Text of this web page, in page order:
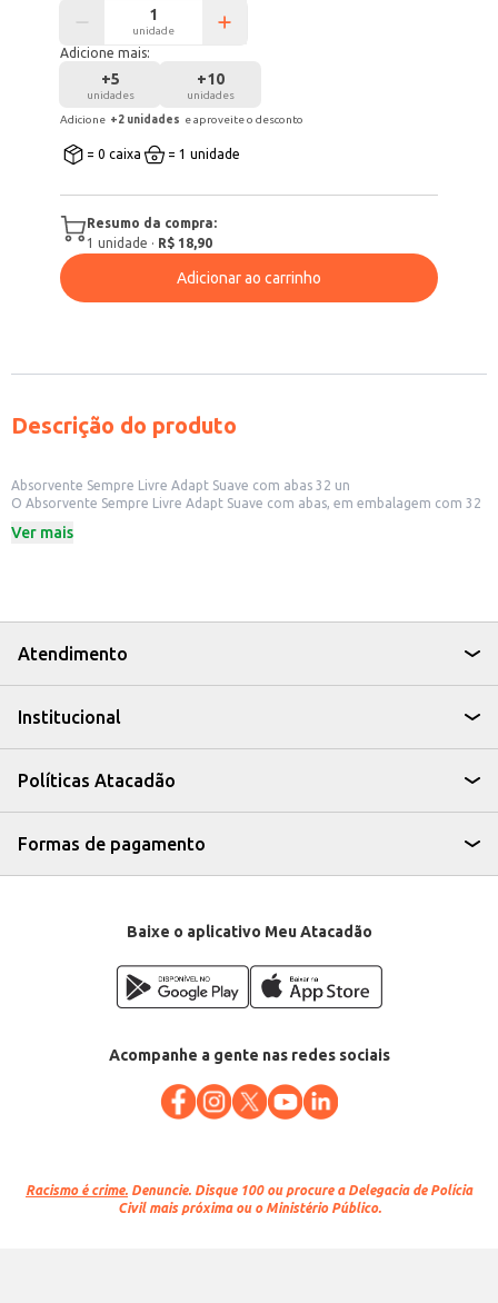
unidade
Adicione mais:
+5
unidades
+10
unidades
Adicione +2 unidades e aproveite o desconto
= 0 caixa = 1 unidade
Resumo da compra:
1 unidade · R$ 18,90
Adicionar ao carrinho
Descrição do produto
Absorvente Sempre Livre Adapt Suave com abas 32 un
O Absorvente Sempre Livre Adapt Suave com abas, em embalagem com 32
se adaptar aos movimentos do corpo, proporciona segurança e discrição.
período menstrual.
Pode ser utilizado em casa, no trabalho ou em viagens.
O Absorvente Sempre Livre Adapt Suave com abas é uma escolha prática
Ver mais
Atendimento
Institucional
Políticas Atacadão
Formas de pagamento
Baixe o aplicativo Meu Atacadão
Acompanhe a gente nas redes sociais
Racismo é crime. Denuncie. Disque 100 ou procure a Delegacia de Polícia
Civil mais próxima ou o Ministério Público.